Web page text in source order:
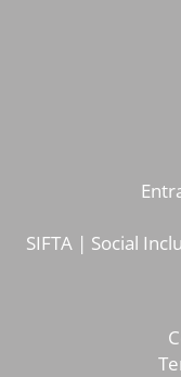
SIFTA | Social